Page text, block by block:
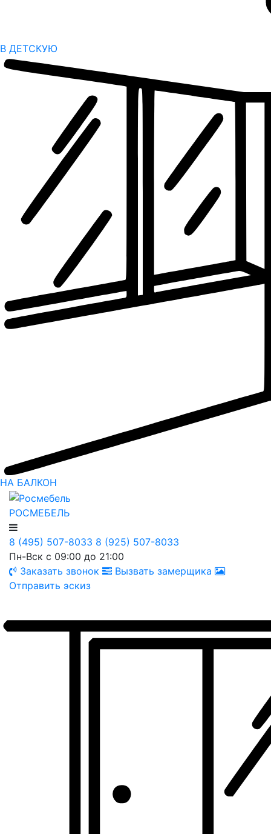
В ДЕТСКУЮ
НА БАЛКОН
РОСМЕБЕЛЬ
8 (495) 507-8033 8 (925) 507-8033
Пн-Вск с 09:00 до 21:00
Заказать звонок
Вызвать замерщика
Отправить эскиз